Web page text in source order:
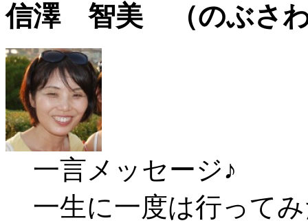
信澤 智美 （のぶさ
一言メッセージ♪
一生に一度は行って